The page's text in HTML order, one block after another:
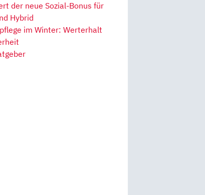
der neue Sozial-Bonus für
Hybrid
im Winter: Werterhalt